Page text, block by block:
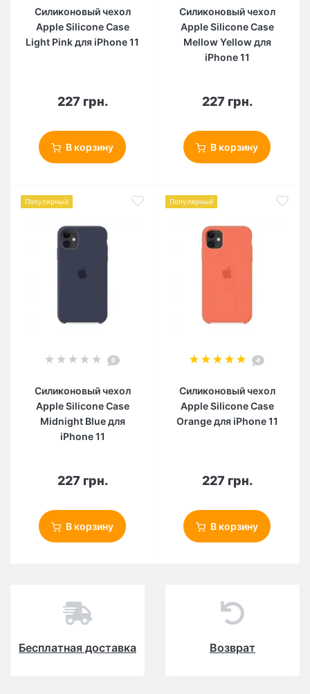
Силиконовый чехол
Apple Silicone Case
Light Pink для iPhone 11
227 грн.
В корзину
Силиконовый чехол
Apple Silicone Case
Mellow Yellow для
iPhone 11
227 грн.
В корзину
Популярный
0
Силиконовый чехол
Apple Silicone Case
Midnight Blue для
iPhone 11
227 грн.
В корзину
Популярный
4
Силиконовый чехол
Apple Silicone Case
Orange для iPhone 11
227 грн.
В корзину
Бесплатная доставка Возврат